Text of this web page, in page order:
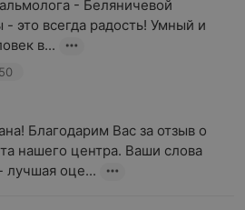
- Беляничевой
это всегда радость! Умный и
в...
Благодарим Вас за отзыв о
нашего центра. Ваши слова
лучшая оце...